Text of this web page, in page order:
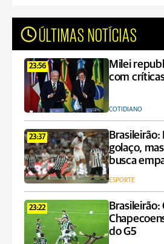
ÚLTIMAS NOTÍCIAS
23:56
Milei
com
COTIDIANO
23:37
golaço,
busca
ESPORTE
23:22
do G5